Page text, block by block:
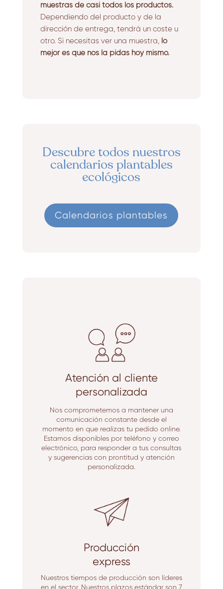
muestras de casi todos los productos.
Dependiendo del producto y de la
dirección de entrega, tendrá un coste u
otro. Si necesitas ver una muestra, lo
mejor es que nos la pidas hoy mismo.
Descubre todos nuestros
calendarios plantables
ecológicos
Calendarios plantables
Atención al cliente
personalizada
Nos comprometemos a mantener una
comunicación constante desde el
momento en que realizas tu pedido online.
Estamos disponibles por teléfono y correo
electrónico, para responder a tus consultas
y sugerencias con prontitud y atención
personalizada.
Producción
express
Nuestros tiempos de producción son líderes
en el sector. Nuestros plazos estándar son 7